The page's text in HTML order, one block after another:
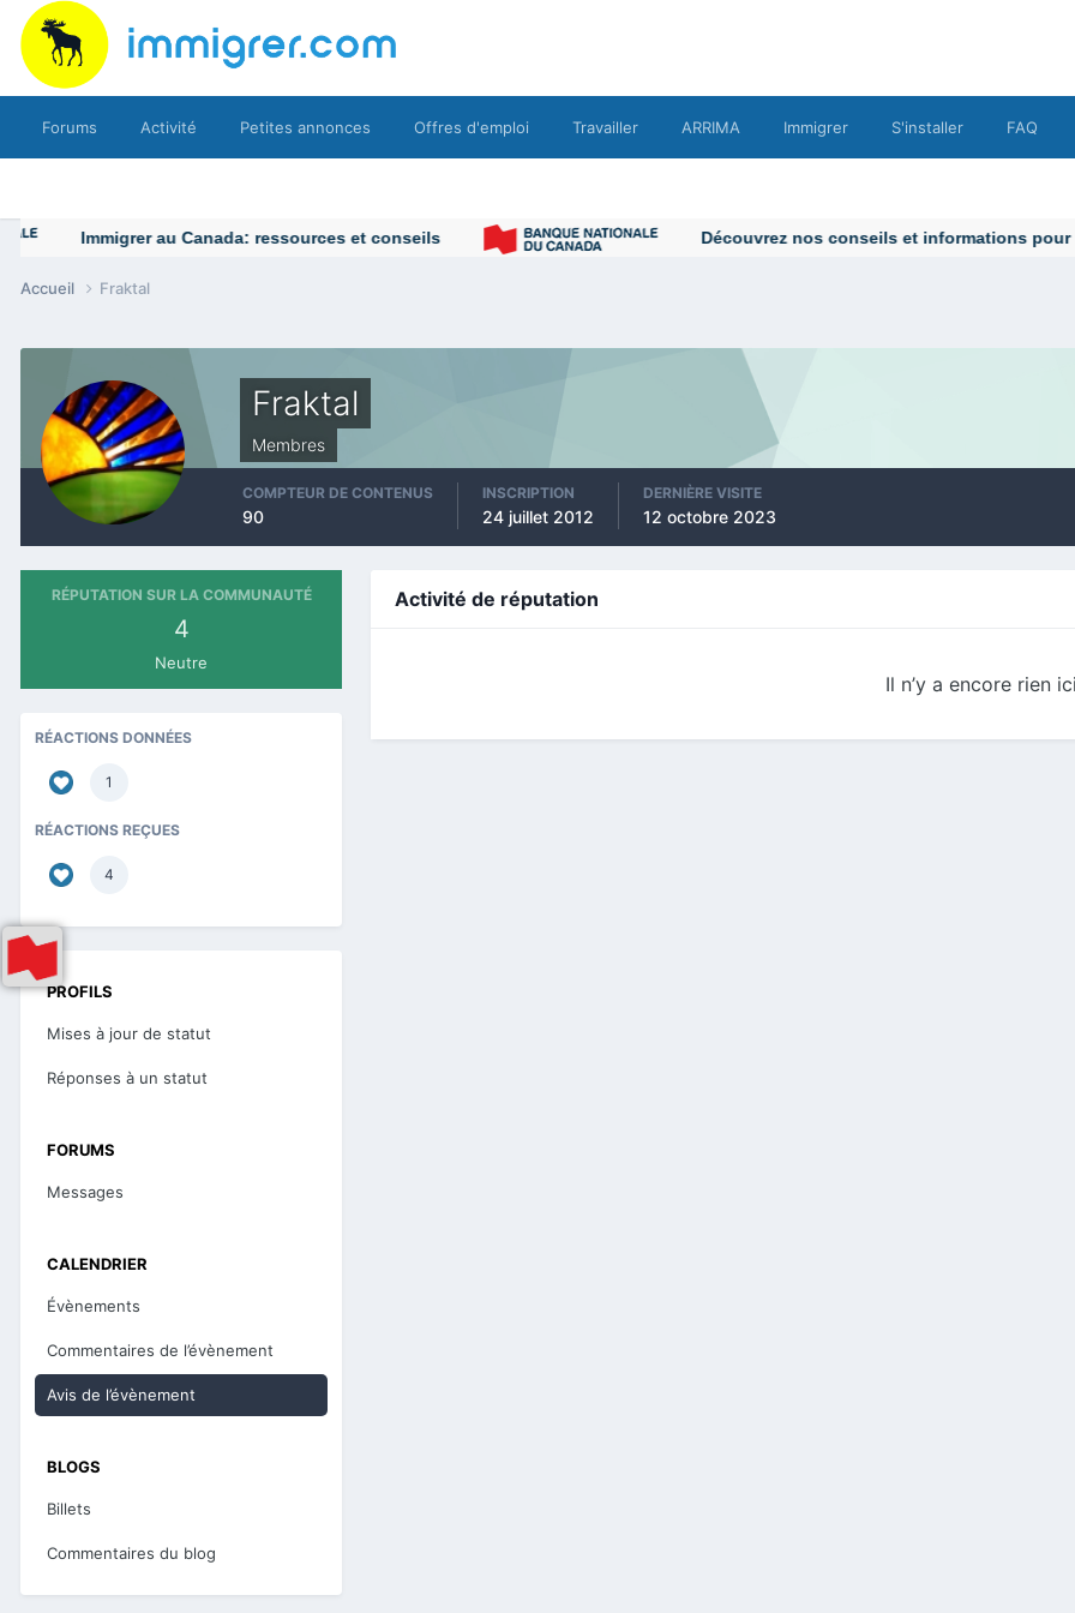
Forums Activité Petites annonces Offres d'emploi Travailler ARRIMA Immigrer S'installer FAQ
Immigrer au Canada: ressources et conseils Découvrez nos conseils et informations pour
Accueil Fraktal
Fraktal
Membres
COMPTEUR DE CONTENUS
90
INSCRIPTION
24 juillet 2012
DERNIÈRE VISITE
12 octobre 2023
RÉPUTATION SUR LA COMMUNAUTÉ
4
Neutre
RÉACTIONS DONNÉES
1
RÉACTIONS REÇUES
4
PROFILS
Mises à jour de statut
Réponses à un statut
FORUMS
Messages
CALENDRIER
Évènements
Commentaires de l’évènement
Avis de l’évènement
BLOGS
Billets
Commentaires du blog
Activité de réputation
Il n’y a encore rien